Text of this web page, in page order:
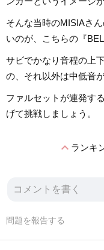
そんな当時のMISIAさ
いのが、こちらの『
サビでかなり音程の上
の、それ以外は中低音
ファルセットが連発す
げて挑戦しましょう。
expand_lessランキ
問題を報告する